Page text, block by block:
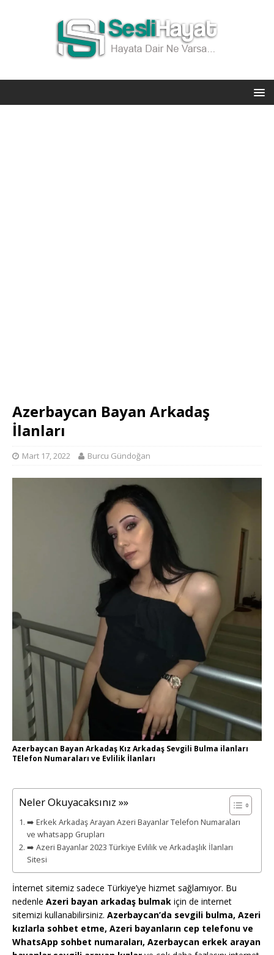
Azerbaycan Bayan Arkadaş
İlanları
Mart 17, 2022 Burcu Gündoğan
Azerbaycan Bayan Arkadaş Kız Arkadaş Sevgili Bulma ilanları
TElefon Numaraları ve Evlilik İlanları
Neler Okuyacaksınız »»
➡️ Erkek Arkadaş Arayan Azeri Bayanlar Telefon Numaraları
ve whatsapp Grupları
➡️ Azeri Bayanlar 2023 Türkiye Evlilik ve Arkadaşlık İlanları
Sitesi
İnternet sitemiz sadece Türkiye’ye hizmet sağlamıyor. Bu
nedenle Azeri bayan arkadaş bulmak için de internet
sitemizi kullanabilirsiniz. Azerbaycan’da sevgili bulma, Azeri
kızlarla sohbet etme, Azeri bayanların cep telefonu ve
WhatsApp sohbet numaraları, Azerbaycan erkek arayan